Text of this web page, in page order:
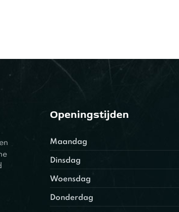
Openingstijden
Maandag
Dinsdag
Woensdag
Donderdag